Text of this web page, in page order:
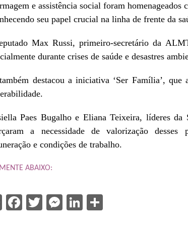
e assistência social foram homenageados
seu papel crucial na linha de frente da
Max Russi, primeiro-secretário da
durante crises de saúde e desastres
destacou a iniciativa ‘Ser Família’, que
Paes Bugalho e Eliana Teixeira, líderes da
a necessidade de valorização
e condições de trabalho.
ABAIXO:
WhatsApp
Facebook
TwitterMessenger
LinkedIn